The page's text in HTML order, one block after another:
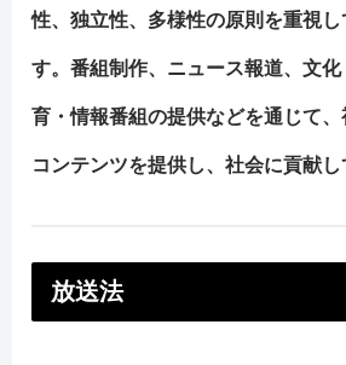
性、独立性、多様性の原則を重視し
す。番組制作、ニュース報道、文
育・情報番組の提供などを通じて
コンテンツを提供し、社会に貢献し
放送法